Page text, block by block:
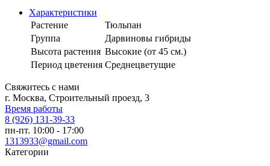
Характеристики
Растение
Тюльпан
Группа
Дарвиновы гибриды
Высота растения Высокие (от 45 см.)
Период цветения Среднецветущие
Свяжитесь с нами
г. Москва, Строительный проезд, 3
Время работы
8 (926) 131-39-33
пн-пт. 10:00 - 17:00
1313933@gmail.com
Категории